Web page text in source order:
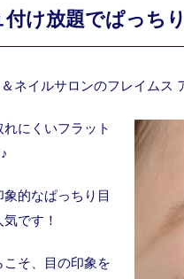
け放題でぱっちり
ネイルサロンのフレイムス
にくいフラット
的なぱっちり目
です！
そ、目の印象を